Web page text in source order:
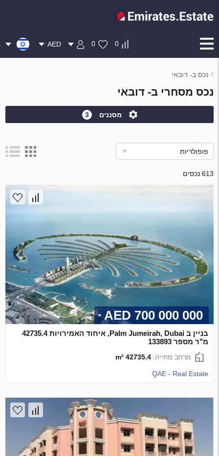
0
0
AED
נכס ב- דובאי
נכס מסחרי ב- דובאי
מסננים 3
פופולריות
613 נכסים
700 000 000 AED
בניין ב Palm Jumeirah, Dubai, איחוד האמירויות 42735.4
מ"ר מספר 133893
מרחב מחייה:42735.4 m²
QAE - Real Estate